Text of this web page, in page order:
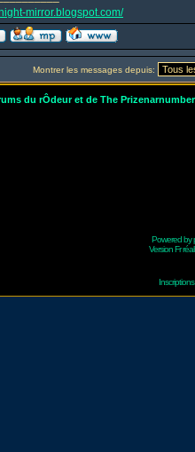
mirror.blogspot.com/
Montrer les messages depuis:
du rÔdeur et de The
Powered by
Version Fr